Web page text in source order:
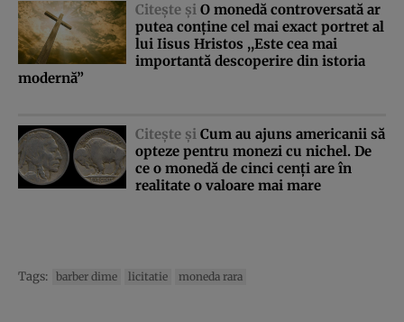
Citeşte şi O monedă controversată ar
putea conţine cel mai exact portret al
lui Iisus Hristos ,,Este cea mai
importantă descoperire din istoria
modernă”
Citeşte şi Cum au ajuns americanii să
opteze pentru monezi cu nichel. De
ce o monedă de cinci cenţi are în
realitate o valoare mai mare
Tags: barber dime licitatie moneda rara